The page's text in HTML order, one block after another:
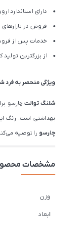
دارای استاندارد
فروش در بازارهای
خدمات پس از
از بزرگترین تولید
ویژگی منحصر به فرد
شلنگ توالتچارسو
بهداشتی است. رنگ
چارسو را توصیه
مشخصات
وزن
ابعاد